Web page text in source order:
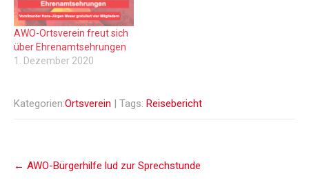
AWO-Ortsverein freut sich
über Ehrenamtsehrungen
1. Dezember 2020
Kategorien:Ortsverein | Tags: Reisebericht
Post
navigation
← AWO-Bürgerhilfe lud zur Sprechstunde